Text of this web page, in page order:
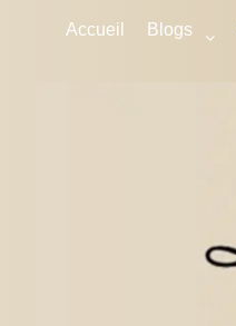
Accueil Blogs